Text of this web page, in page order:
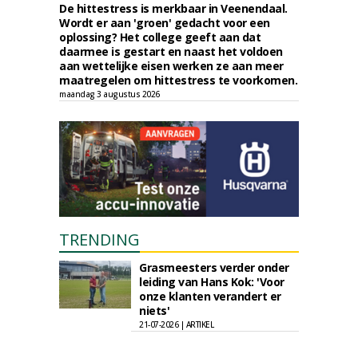
De hittestress is merkbaar in Veenendaal.
Wordt er aan 'groen' gedacht voor een
oplossing? Het college geeft aan dat
daarmee is gestart en naast het voldoen
aan wettelijke eisen werken ze aan meer
maatregelen om hittestress te voorkomen.
maandag 3 augustus 2026
TRENDING
Grasmeesters verder onder
leiding van Hans Kok: 'Voor
onze klanten verandert er
niets'
21-07-2026 | ARTIKEL